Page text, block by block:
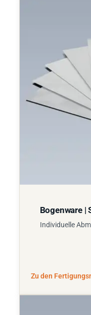
Bogenware |
Individuelle
Zu den